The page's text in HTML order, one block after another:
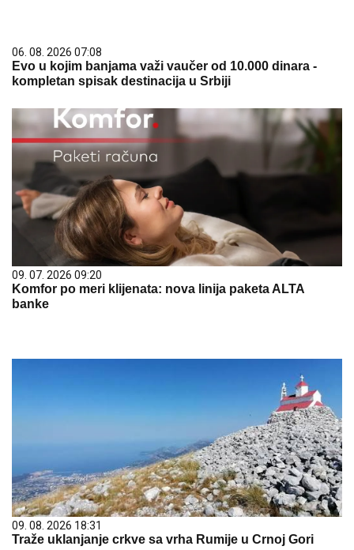
06. 08. 2026 07:08
Evo u kojim banjama važi vaučer od 10.000 dinara -
kompletan spisak destinacija u Srbiji
09. 07. 2026 09:20
Komfor po meri klijenata: nova linija paketa ALTA
banke
09. 08. 2026 18:31
Traže uklanjanje crkve sa vrha Rumije u Crnoj Gori